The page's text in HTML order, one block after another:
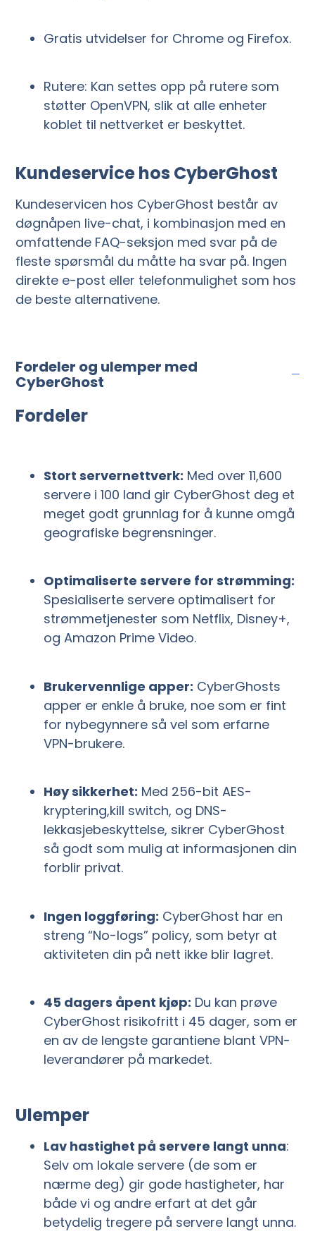
Gratis utvidelser for Chrome og Firefox.
Rutere: Kan settes opp på rutere som
støtter OpenVPN, slik at alle enheter
koblet til nettverket er beskyttet.
Kundeservice hos CyberGhost
Kundeservicen hos CyberGhost består av
døgnåpen live-chat, i kombinasjon med en
omfattende FAQ-seksjon med svar på de
fleste spørsmål du måtte ha svar på. Ingen
direkte e-post eller telefonmulighet som hos
de beste alternativene.
Fordeler og ulemper med
CyberGhost
Fordeler
Stort servernettverk: Med over 11,600
servere i 100 land gir CyberGhost deg et
meget godt grunnlag for å kunne omgå
geografiske begrensninger.
Optimaliserte servere for strømming:
Spesialiserte servere optimalisert for
strømmetjenester som Netflix, Disney+,
og Amazon Prime Video.
Brukervennlige apper: CyberGhosts
apper er enkle å bruke, noe som er fint
for nybegynnere så vel som erfarne
VPN-brukere.
Høy sikkerhet: Med 256-bit AES-
kryptering,kill switch, og DNS-
lekkasjebeskyttelse, sikrer CyberGhost
så godt som mulig at informasjonen din
forblir privat.
Ingen loggføring: CyberGhost har en
streng “No-logs” policy, som betyr at
aktiviteten din på nett ikke blir lagret.
45 dagers åpent kjøp: Du kan prøve
CyberGhost risikofritt i 45 dager, som er
en av de lengste garantiene blant VPN-
leverandører på markedet.
Ulemper
Lav hastighet på servere langt unna:
Selv om lokale servere (de som er
nærme deg) gir gode hastigheter, har
både vi og andre erfart at det går
betydelig tregere på servere langt unna.